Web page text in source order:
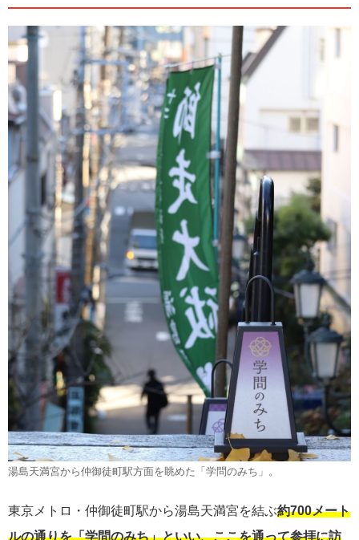
湯島天満宮から仲御徒町駅方面を眺めた「学問のみち」。
東京メトロ・仲御徒町駅から湯島天満宮を結ぶ約700メート
ルの通りを「学問のみち」といい、ここを通って参拝に訪